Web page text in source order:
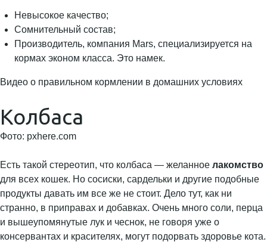
Невысокое качество;
Сомнительный состав;
Производитель, компания Mars, специализируется на
кормах эконом класса. Это намек.
Видео о правильном кормлении в домашних условиях
Колбаса
Фото: pxhere.com
Есть такой стереотип, что колбаса — желанное лакомство
для всех кошек. Но сосиски, сардельки и другие подобные
продукты давать им все же не стоит. Дело тут, как ни
странно, в приправах и добавках. Очень много соли, перца
и вышеупомянутые лук и чеснок, не говоря уже о
консервантах и красителях, могут подорвать здоровье кота.